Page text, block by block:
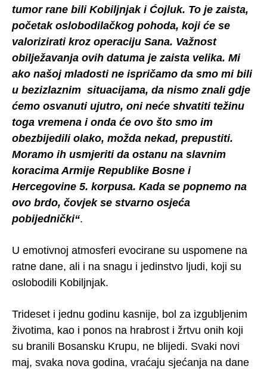
tumor rane bili Kobiljnjak i Ćojluk. To je zaista,
početak oslobodilačkog pohoda, koji će se
valorizirati kroz operaciju Sana. Važnost
obilježavanja ovih datuma je zaista velika. Mi
ako našoj mladosti ne ispričamo da smo mi bili
u bezizlaznim situacijama, da nismo znali gdje
ćemo osvanuti ujutro, oni neće shvatiti težinu
toga vremena i onda će ovo što smo im
obezbijedili olako, možda nekad, prepustiti.
Moramo ih usmjeriti da ostanu na slavnim
koracima Armije Republike Bosne i
Hercegovine 5. korpusa. Kada se popnemo na
ovo brdo, čovjek se stvarno osjeća
pobijednički“.
U emotivnoj atmosferi evocirane su uspomene na
ratne dane, ali i na snagu i jedinstvo ljudi, koji su
oslobodili Kobiljnjak.
Trideset i jednu godinu kasnije, bol za izgubljenim
životima, kao i ponos na hrabrost i žrtvu onih koji
su branili Bosansku Krupu, ne blijedi. Svaki novi
maj, svaka nova godina, vraćaju sjećanja na dane